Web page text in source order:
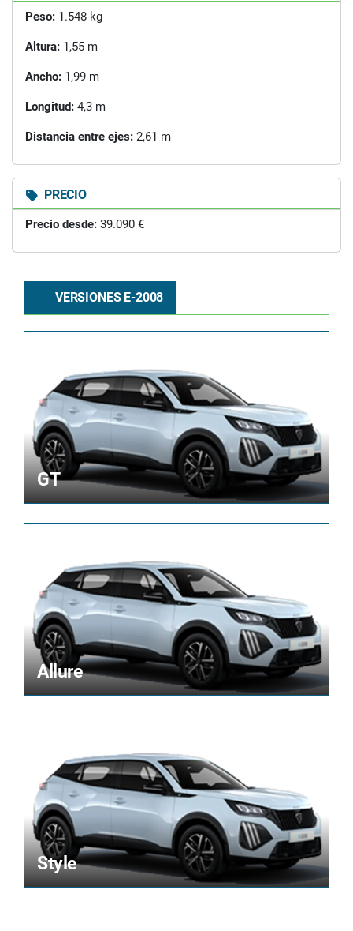
Peso: 1.548 kg
Altura: 1,55 m
Ancho: 1,99 m
Longitud: 4,3 m
Distancia entre ejes: 2,61 m
PRECIO
Precio desde: 39.090 €
VERSIONES E-2008
GT
Allure
Style